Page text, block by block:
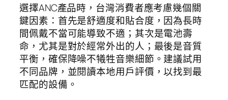
選擇ANC產品時，台灣消費者應考慮幾個關
鍵因素：首先是舒適度和貼合度，因為長時
間佩戴不當可能導致不適；其次是電池壽
命，尤其是對於經常外出的人；最後是音質
平衡，確保降噪不犧牲音樂細節。建議試用
不同品牌，並閱讀本地用戶評價，以找到最
匹配的設備。